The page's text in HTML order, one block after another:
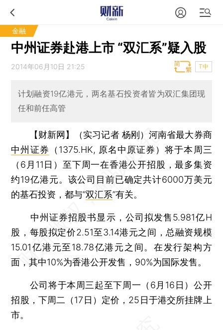
金融
中州证券赴港上市 “双汇系”疑入股
2014年06月10日 21:25 T中
计划融资19亿港元，两名基石投资者皆为双汇集团现
任和前任高管
【财新网】（实习记者 杨刚）河南省最大券商
中州证券 （1375.HK, 原名中原证券）将于本周三
（6月11日）至下周一在香港公开招股，最多集资
约19亿港元。该公司目前已确定共计6000万美元
的基石投资，都与“双汇系”有关。
中州证券招股书显示，公司拟发售5.981亿H
股，每股拟定价2.51至3.14港元之间，总融资规模
15.01亿港元至18.78亿港元之间。在发行架构方
面，其中10%为香港公开发售，90%为国际发售。
公司将于本周三起至下周一（6月16日）公开
招股，下周二（17日）定价，25日于港交所挂牌上
市。